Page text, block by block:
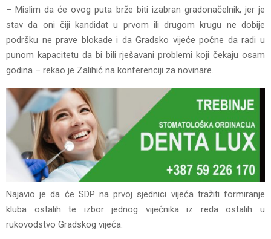
– Mislim da će ovog puta brže biti izabran gradonačelnik, jer je
stav da oni čiji kandidat u prvom ili drugom krugu ne dobije
podršku ne prave blokade i da Gradsko vijeće počne da radi u
punom kapacitetu da bi bili rješavani problemi koji čekaju osam
godina – rekao je Zalihić na konferenciji za novinare.
Najavio je da će SDP na prvoj sjednici vijeća tražiti formiranje
kluba ostalih te izbor jednog vijećnika iz reda ostalih u
rukovodstvo Gradskog vijeća.